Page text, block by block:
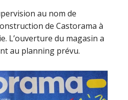
au nom de
de Castorama à
L’ouverture du magasin a
au planning prévu.